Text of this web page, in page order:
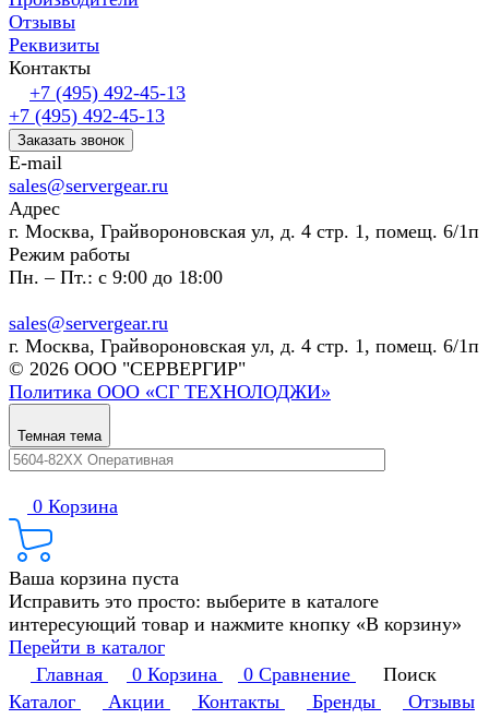
Отзывы
Реквизиты
Контакты
+7 (495) 492-45-13
+7 (495) 492-45-13
Заказать звонок
E-mail
sales@servergear.ru
Адрес
г. Москва, Грайвороновская ул, д. 4 стр. 1, помещ. 6/1п
Режим работы
Пн. – Пт.: с 9:00 до 18:00
sales@servergear.ru
г. Москва, Грайвороновская ул, д. 4 стр. 1, помещ. 6/1п
© 2026 ООО "СЕРВЕРГИР"
Политика ООО «СГ ТЕХНОЛОДЖИ»
Темная тема
0 Корзина
Ваша корзина пуста
Исправить это просто: выберите в каталоге
интересующий товар и нажмите кнопку «В корзину»
Перейти в каталог
Главная
0 Корзина 0 Сравнение
Поиск
Каталог
Акции Контакты Бренды
Отзывы